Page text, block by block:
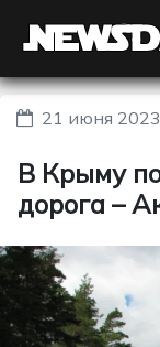
21 июня
В Крыму
дорога –